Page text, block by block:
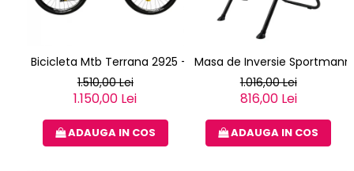
Bicicleta Mtb Terrana 2925 - 29 Inch, L, Verde
1.510,00 Lei
1.150,00 Lei
ADAUGA IN COS
Masa de Inversie Sportmann
1.016,00 Lei
816,00 Lei
ADAUGA IN COS